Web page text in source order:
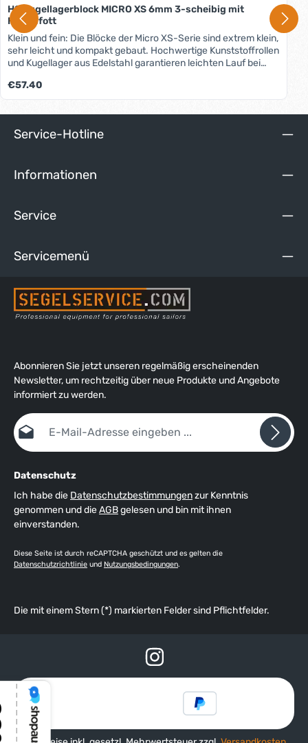
mehr über Materialien, Herstellung und Pflege von Tauwerk.
HS Kugellagerblock MICRO XS 6mm 3-scheibig mit
Hundsfott
Klein und fein: Die Blöcke der Micro XS-Serie sind extrem klein,
sehr leicht und kompakt gebaut. Hochwertige Kunststoffrollen
und Kugellager aus Edelstahl garantieren leichten Lauf bei
Besonders geeignet für Baumniederholer, Cunninghams, alle
Arten von Streckern und Trimmleinen sowie vieles mehr.
Regulärer Preis:
€57.40
Service-Hotline
Informationen
Service
Servicemenü
Abonnieren Sie jetzt unseren regelmäßig erscheinenden
Newsletter, um rechtzeitig über neue Produkte und Angebote
informiert zu werden.
E-Mail-Adresse*
Datenschutz
Ich habe die Datenschutzbestimmungenzur Kenntnis
genommen und dieAGBgelesen und bin mit ihnen
einverstanden.
Diese Seite ist durch reCAPTCHA geschützt und es gelten die
Datenschutzrichtlinie und Nutzungsbedingungen.
Die mit einem Stern (*) markierten Felder sind Pflichtfelder.